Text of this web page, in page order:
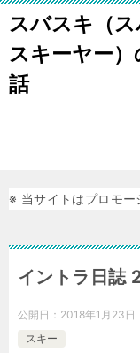
スバスキ（ス
スキーヤー
話
※ 当サイトはプロモー
イントラ日誌
公開日： 2018年1月23日
スキー